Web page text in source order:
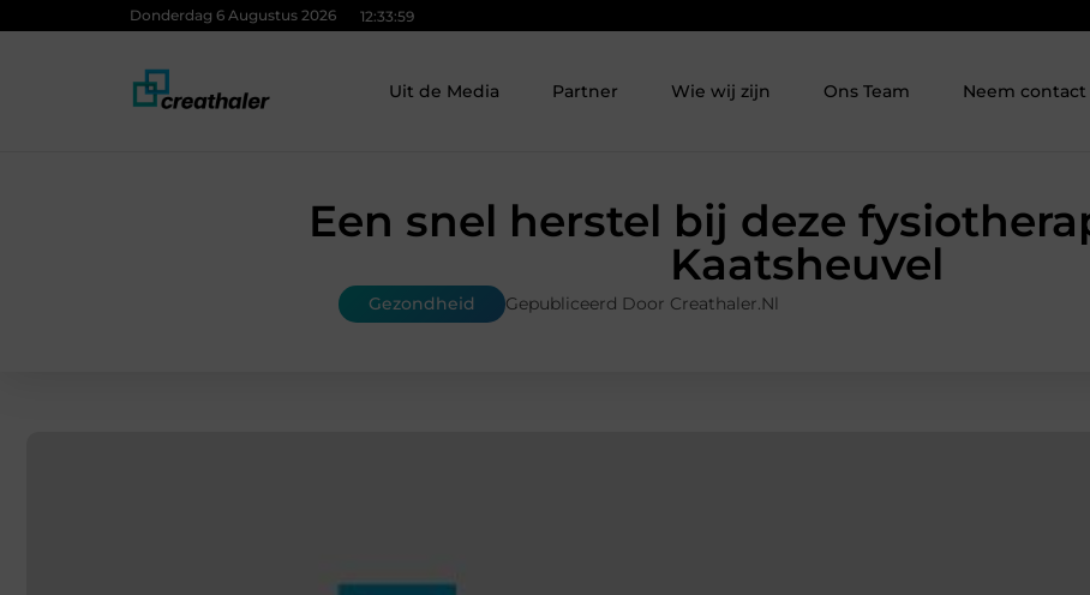
Donderdag 6 Augustus 2026 12:34:00
Uit de Media Partner Wie wij zijn Ons Team Neem contact
Een snel herstel bij deze
Kaatsheuvel
Gezondheid Gepubliceerd Door Creathaler.nl